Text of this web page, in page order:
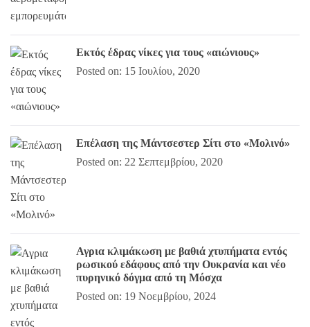
Εκτός έδρας νίκες για τους «αιώνιους»
Posted on: 15 Ιουλίου, 2020
Επέλαση της Μάντσεστερ Σίτι στο «Μολινό»
Posted on: 22 Σεπτεμβρίου, 2020
Αγρια κλιμάκωση με βαθιά χτυπήματα εντός
ρωσικού εδάφους από την Ουκρανία και νέο
πυρηνικό δόγμα από τη Μόσχα
Posted on: 19 Νοεμβρίου, 2024